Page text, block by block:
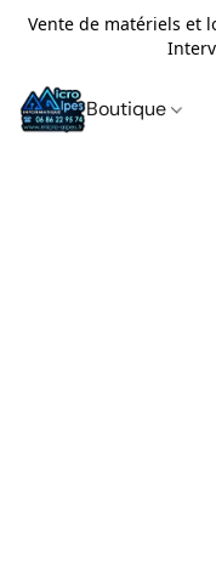
Vente de matériels et
Boutique